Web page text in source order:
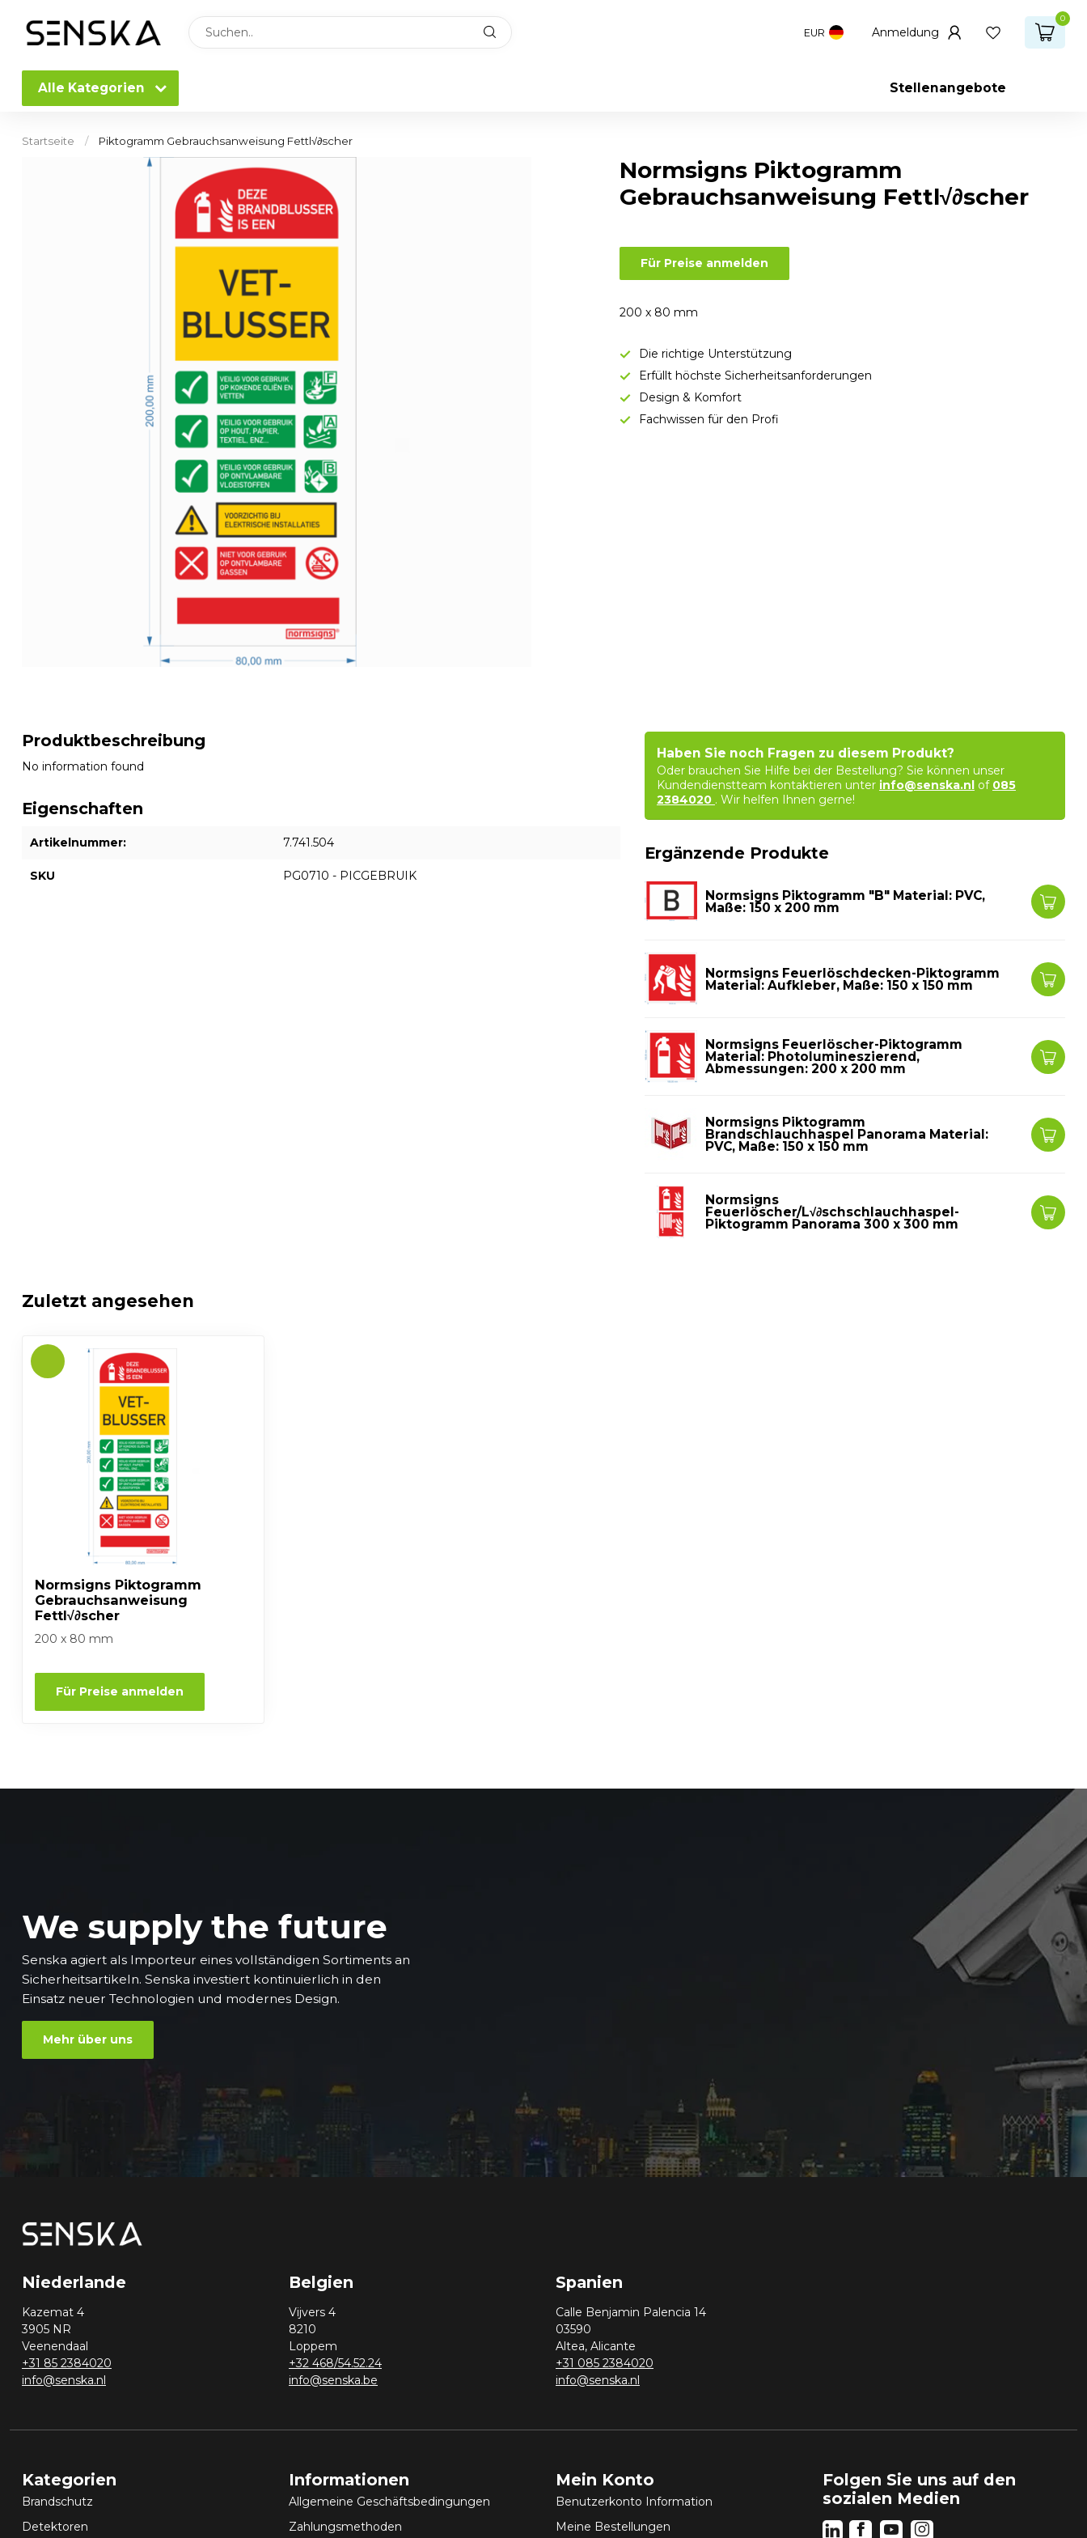
EUR Anmeldung
0
Alle Kategorien Stellenangebote
Startseite / Piktogramm Gebrauchsanweisung Fettl√∂scher
Normsigns Piktogramm
Gebrauchsanweisung Fettl√∂scher
Für Preise anmelden
200 x 80 mm
Die richtige Unterstützung
Erfüllt höchste Sicherheitsanforderungen
Design & Komfort
Fachwissen für den Profi
Produktbeschreibung
No information found
Eigenschaften
Artikelnummer: 7.741.504
SKU PG0710 - PICGEBRUIK
Haben Sie noch Fragen zu diesem Produkt?
Oder brauchen Sie Hilfe bei der Bestellung? Sie können unser
Kundendienstteam kontaktieren unter info@senska.nl of 085
2384020 . Wir helfen Ihnen gerne!
Ergänzende Produkte
Normsigns Piktogramm "B" Material: PVC,
Maße: 150 x 200 mm
Normsigns Feuerlöschdecken-Piktogramm
Material: Aufkleber, Maße: 150 x 150 mm
Normsigns Feuerlöscher-Piktogramm
Material: Photolumineszierend,
Abmessungen: 200 x 200 mm
Normsigns Piktogramm
Brandschlauchhaspel Panorama Material:
PVC, Maße: 150 x 150 mm
Normsigns
Feuerlöscher/L√∂schschlauchhaspel-
Piktogramm Panorama 300 x 300 mm
Zuletzt angesehen
Normsigns Piktogramm
Gebrauchsanweisung
Fettl√∂scher
200 x 80 mm
Für Preise anmelden
We supply the future
Senska agiert als Importeur eines vollständigen Sortiments an
Sicherheitsartikeln. Senska investiert kontinuierlich in den
Einsatz neuer Technologien und modernes Design.
Mehr über uns
Niederlande
Kazemat 4
3905 NR
Veenendaal
+31 85 2384020
info@senska.nl
Belgien
Vijvers 4
8210
Loppem
+32 468/54.52.24
info@senska.be
Spanien
Calle Benjamin Palencia 14
03590
Altea, Alicante
+31 085 2384020
info@senska.nl
Kategorien
Brandschutz
Detektoren
Informationen
Allgemeine Geschäftsbedingungen
Zahlungsmethoden
Mein Konto
Benutzerkonto Information
Meine Bestellungen
Folgen Sie uns auf den
sozialen Medien